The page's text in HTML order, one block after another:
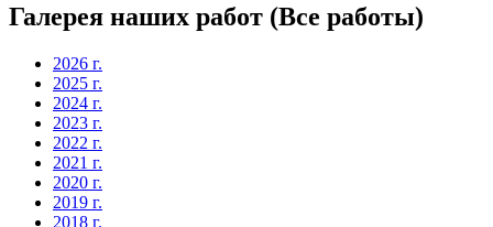
Галерея наших работ (Все работы)
2026 г.
2025 г.
2024 г.
2023 г.
2022 г.
2021 г.
2020 г.
2019 г.
2018 г.